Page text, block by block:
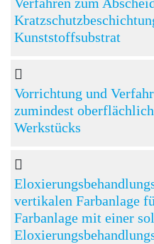
Kunststoffsubstrat
Vorrichtung und
zumindest
Werkstücks
vertikalen Farbanlage
Farbanlage mit einer